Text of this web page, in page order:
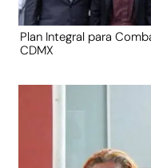
Plan Integral para
CDMX